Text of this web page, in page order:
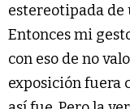
estereotipada de
Entonces mi
con eso de no
exposición fuera